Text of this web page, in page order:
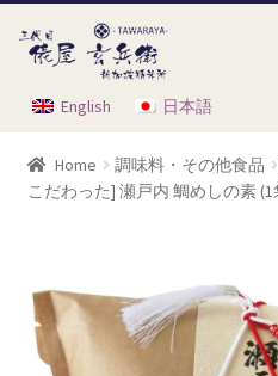
ナ
ビ
ゲ
シ
ョ
キ
ッ
コ
ン
テ
ツ
へ
プ
English 日本語
Home 調味料・その他食品
こだわった] 瀬戸内 鯛めしの素